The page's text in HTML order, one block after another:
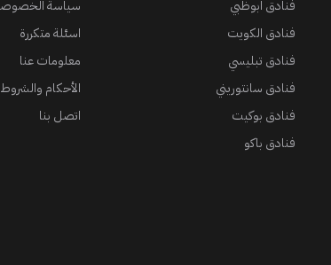
فنادق ابوظبي
فنادق الكويت
فنادق تبليسي
فنادق سانتوريني
فنادق بوكيت
فنادق باكو
سياسة
اسئلة متكررة
معلومات عنا
الأحكام والشروط
اتصل بنا